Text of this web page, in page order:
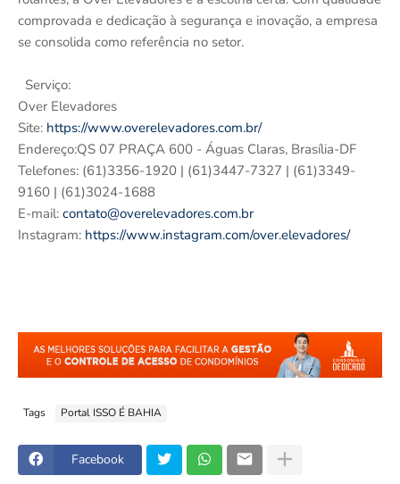
comprovada e dedicação à segurança e inovação, a empresa
se consolida como referência no setor.
Serviço:
Over Elevadores
Site: https://www.overelevadores.com.br/
Endereço:QS 07 PRAÇA 600 - Águas Claras, Brasília-DF
Telefones: (61)3356-1920 | (61)3447-7327 | (61)3349-
9160 | (61)3024-1688
E-mail: contato@overelevadores.com.br
Instagram: https://www.instagram.com/over.elevadores/
Tags Portal ISSO É BAHIA
Facebook